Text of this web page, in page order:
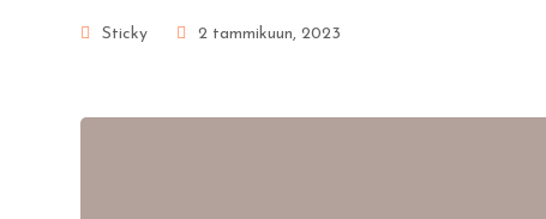
Sticky 2 tammikuun, 2023